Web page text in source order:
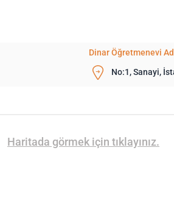
Dinar Öğretmenevi
No:1, Sanayi,
Haritada görmek için tıklayınız.